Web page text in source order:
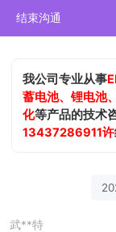
结束沟通
我公司专业从事
蓄电池、锂电池
化等产品的技术
13437286911许
武**特